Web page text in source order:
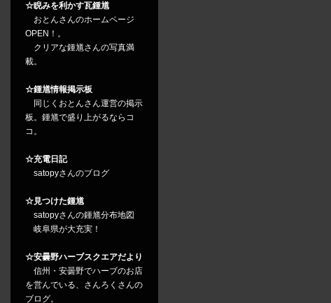
☆睨みを利かす瓦鍾馗
おとんさんのホームページ
OPEN！。
クリアな鍾馗さんの写真満
載。
☆鍾馗情報掲示板
同じくおとんさん運営の掲示
板。鍾馗で盛り上がるならコ
コ。
☆充電日記
satopyさんのブログ
☆見つけた鍾馗
satopyさんの鍾馗分布地図
岐阜県が大充実！
☆安曇野ハーブスクエアだより
信州・安曇野でハーブのお店
を営んでいる、さんろくさんの
ブログ。